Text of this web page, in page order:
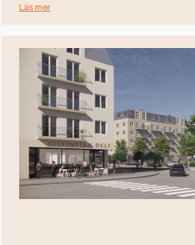
Läs mer